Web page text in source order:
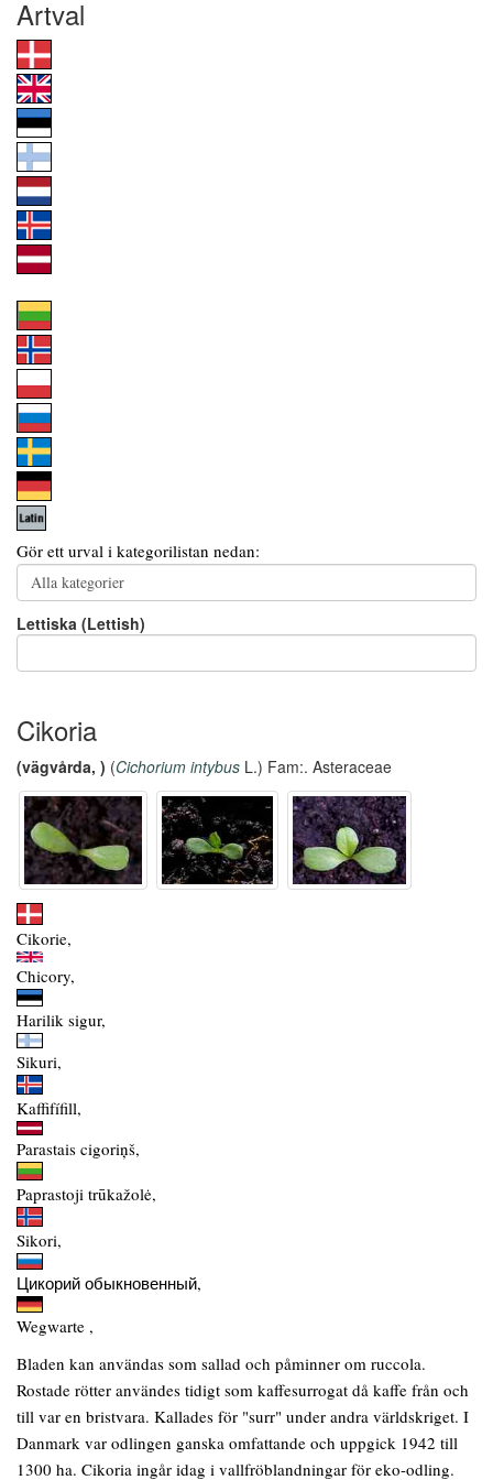
Artval
Gör ett urval i kategorilistan nedan:
Lettiska (Lettish)
Cikoria
(vägvårda, ) (Cichorium intybus L.) Fam:. Asteraceae
Cikorie,
Chicory,
Harilik sigur,
Sikuri,
Kaffifífill,
Parastais cigoriņš,
Paprastoji trūkažolė,
Sikori,
Цикорий обыкновенный,
Wegwarte ,
Bladen kan användas som sallad och påminner om ruccola.
Rostade rötter användes tidigt som kaffesurrogat då kaffe från och
till var en bristvara. Kallades för "surr" under andra världskriget. I
Danmark var odlingen ganska omfattande och uppgick 1942 till
1300 ha. Cikoria ingår idag i vallfröblandningar för eko-odling.